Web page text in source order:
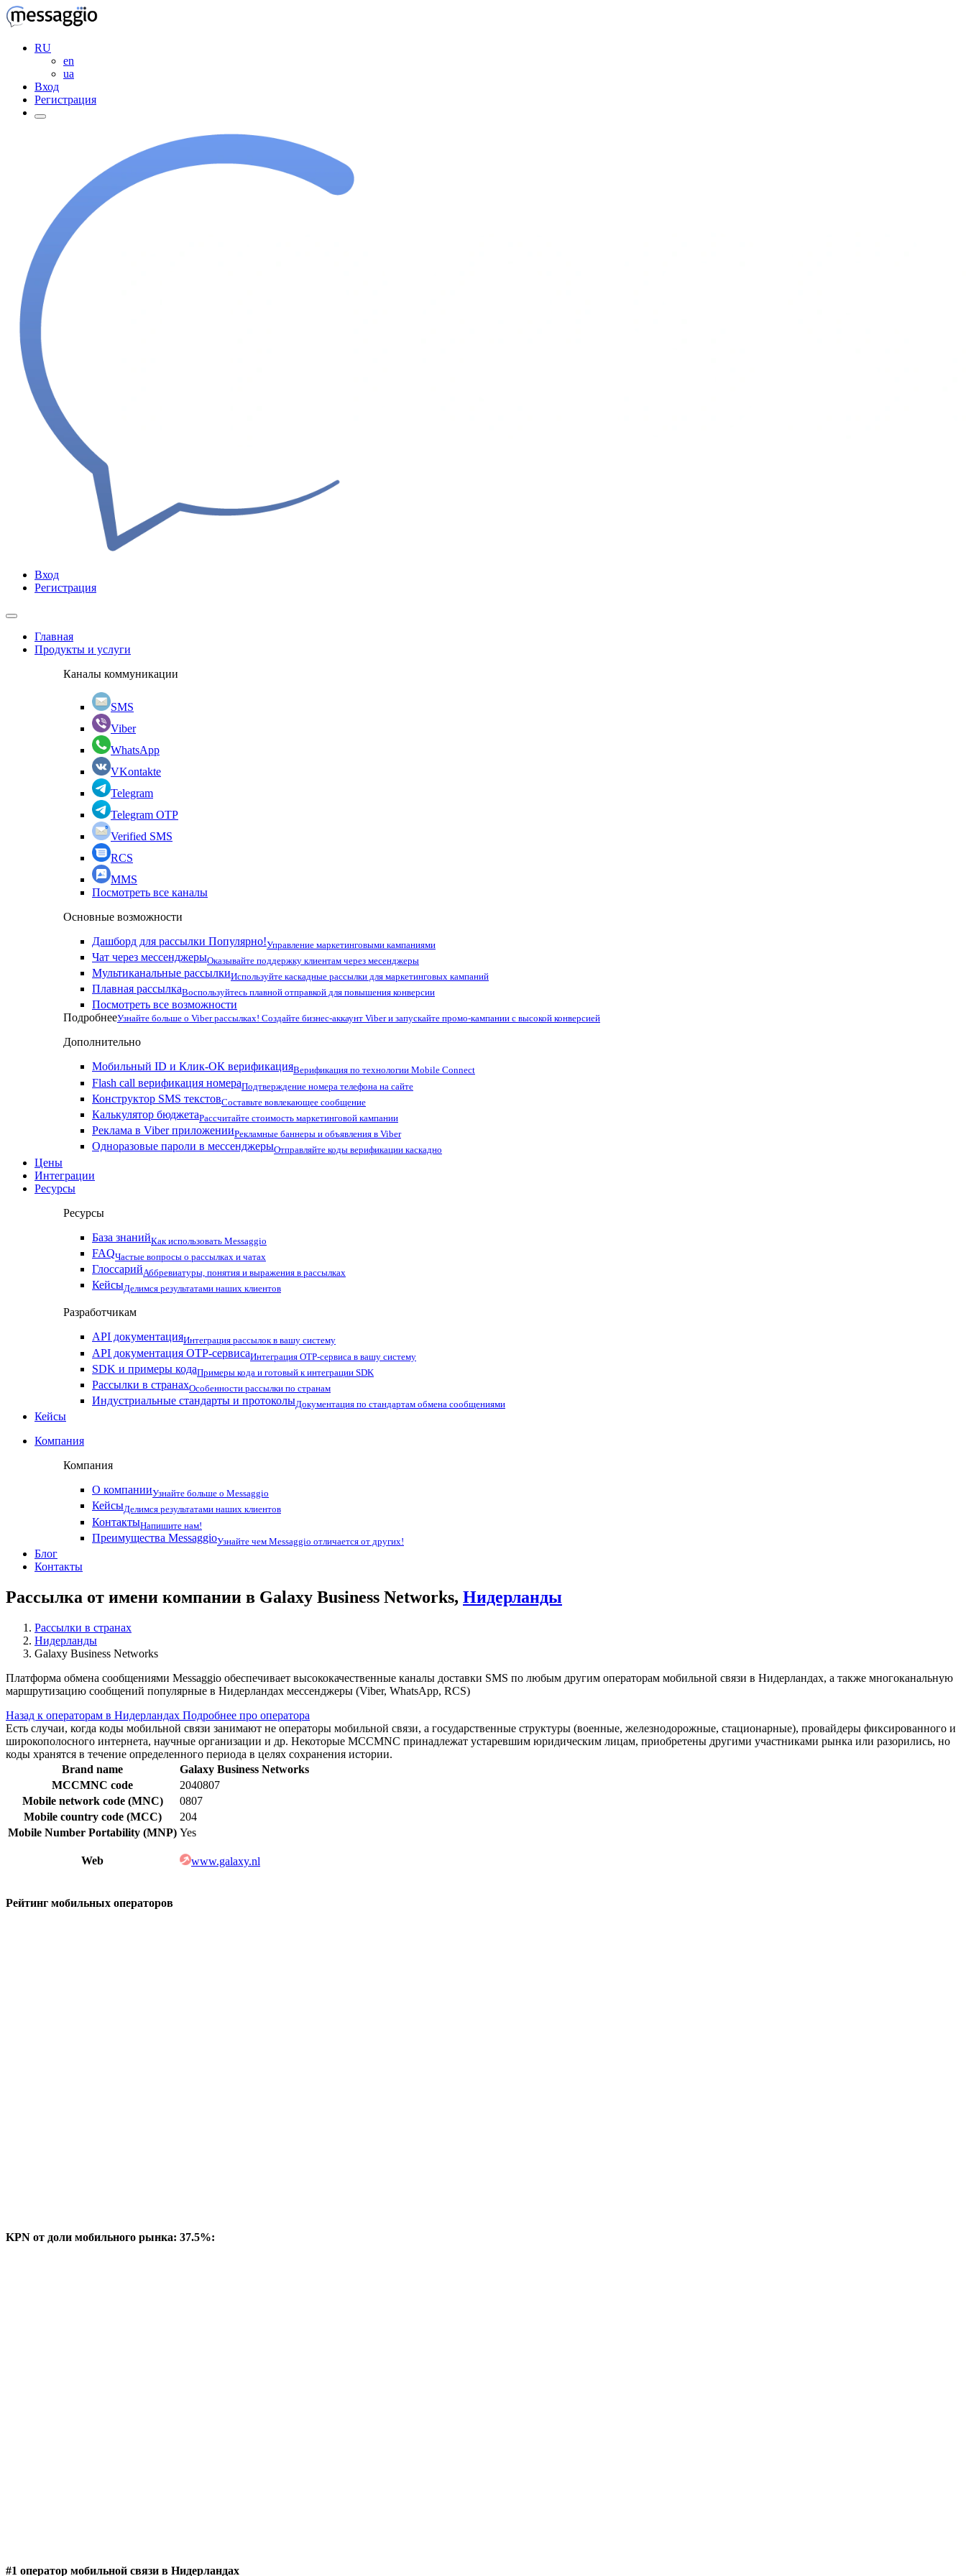
RU
en
ua
Вход
Регистрация
Вход
Регистрация
Главная
Продукты и услуги
Каналы коммуникации
SMS
Viber
WhatsApp
VKontakte
Telegram
Telegram OTP
Verified SMS
RCS
MMS
Посмотреть все каналы
Основные возможности
Дашборд для рассылки Популярно!Управление маркетинговыми кампаниями
Чат через мессенджерыОказывайте поддержку клиентам через месенджеры
Мультиканальные рассылкиИспользуйте каскадные рассылки для маркетинговых кампаний
Плавная рассылкаВоспользуйтесь плавной отправкой для повышения конверсии
Посмотреть все возможности
ПодробнееУзнайте больше о Viber рассылках! Создайте бизнес-аккаунт Viber и запускайте промо-кампании с высокой конверсией
Дополнительно
Мобильный ID и Клик-ОК верификацияВерификация по технологии Mobile Connect
Flash call верификация номераПодтверждение номера телефона на сайте
Конструктор SMS текстовСоставьте вовлекающее сообщение
Калькулятор бюджетаРассчитайте стоимость маркетинговой кампании
Реклама в Viber приложенииРекламные баннеры и объявления в Viber
Одноразовые пароли в мессенджерыОтправляйте коды верификации каскадно
Цены
Интеграции
Ресурсы
Ресурсы
База знанийКак использовать Messaggio
FAQЧастые вопросы о рассылках и чатах
ГлоссарийАббревиатуры, понятия и выражения в рассылках
КейсыДелимся результатами наших клиентов
Разработчикам
API документацияИнтеграция рассылок в вашу систему
API документация OTP-сервисаИнтеграция OTP-сервиса в вашу систему
SDK и примеры кодаПримеры кода и готовый к интеграции SDK
Рассылки в странахОсобенности рассылки по странам
Индустриальные стандарты и протоколыДокументация по стандартам обмена сообщениями
Кейсы
Компания
Компания
О компанииУзнайте больше о Messaggio
КейсыДелимся результатами наших клиентов
КонтактыНапишите нам!
Преимущества MessaggioУзнайте чем Messaggio отличается от других!
Блог
Контакты
Рассылка от имени компании в Galaxy Business Networks, Нидерланды
Рассылки в странах
Нидерланды
Galaxy Business Networks
Платформа обмена сообщениями Messaggio обеспечивает высококачественные каналы доставки SMS по любым другим операторам мобильной связи в Нидерландах, а также многоканальную
маршрутизацию сообщений популярные в Нидерландах мессенджеры (Viber, WhatsApp, RCS)
Назад к операторам в Нидерландах Подробнее про оператора
Есть случаи, когда коды мобильной связи занимают не операторы мобильной связи, а государственные структуры (военные, железнодорожные, стационарные), провайдеры фиксированного и
широкополосного интернета, научные организации и др. Некоторые MCCMNC принадлежат устаревшим юридическим лицам, приобретены другими участниками рынка или разорились, но
коды хранятся в течение определенного периода в целях сохранения истории.
Brand name
Galaxy Business Networks
MCCMNC code
2040807
Mobile network code (MNC)
0807
Mobile country code (MCC)
204
Mobile Number Portability (MNP) Yes
Web www.galaxy.nl
Рейтинг мобильных операторов
KPN от доли мобильного рынка: 37.5%:
#1 оператор мобильной связи в Нидерландах